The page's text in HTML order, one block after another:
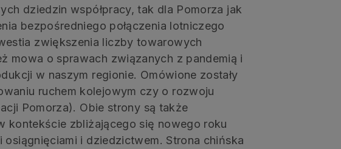
dziedzin współpracy, tak dla Pomorza jak
bezpośredniego połączenia lotniczego
zwiększenia liczby towarowych
mowa o sprawach związanych z pandemią i
w naszym regionie. Omówione zostały
ruchem kolejowym czy o rozwoju
Pomorza). Obie strony są także
kontekście zbliżającego się nowego roku
i dziedzictwem. Strona chińska